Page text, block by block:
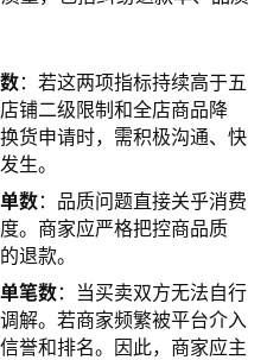
：若这两项指标持续高于五
铺二级限制和全店商品降
货申请时，需积极沟通、快
生。
数：品质问题直接关乎消费
。商家应严格把控商品质
退款。
笔数：当买卖双方无法自行
解。若商家频繁被平台介入
誉和排名。因此，商家应主